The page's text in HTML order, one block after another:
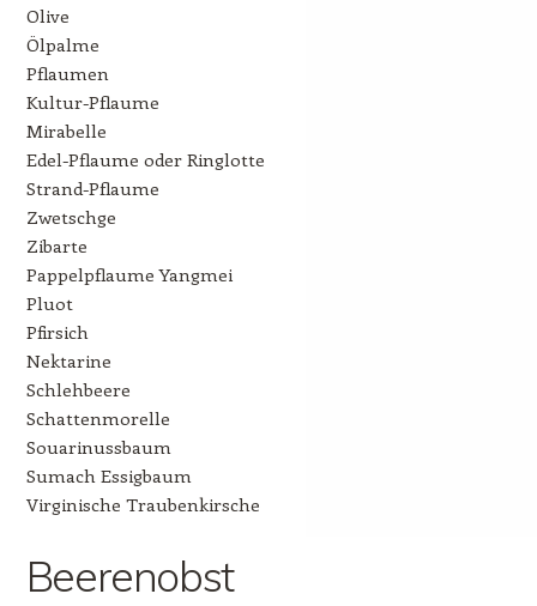
Olive
Ölpalme
Pflaumen
Kultur-Pflaume
Mirabelle
Edel-Pflaume oder Ringlotte
Strand-Pflaume
Zwetschge
Zibarte
Pappelpflaume Yangmei
Pluot
Pfirsich
Nektarine
Schlehbeere
Schattenmorelle
Souarinussbaum
Sumach Essigbaum
Virginische Traubenkirsche
Beerenobst